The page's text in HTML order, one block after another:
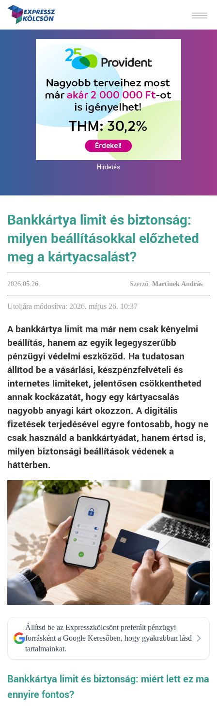
Hirdetés
Bankkártya limit és biztonság:
milyen beállításokkal előzheted
meg a kártyacsalást?
2026.05.26. Szerző: Martinek András
Utoljára módosítva: 2026. május 26. 10:37
A bankkártya limit ma már nem csak kényelmi
beállítás, hanem az egyik legegyszerűbb
pénzügyi védelmi eszközöd. Ha tudatosan
állítod be a vásárlási, készpénzfelvételi és
internetes limiteket, jelentősen csökkentheted
annak kockázatát, hogy egy kártyacsalás
nagyobb anyagi kárt okozzon. A digitális
fizetések terjedésével egyre fontosabb, hogy ne
csak használd a bankkártyádat, hanem értsd is,
milyen biztonsági beállítások védenek a
háttérben.
Állítsd be az Expresszkölcsönt preferált pénzügyi
forrásként a Google Keresőben, hogy gyakrabban lásd
tartalmainkat.
Bankkártya limit és biztonság: miért lett ez ma
ennyire fontos?